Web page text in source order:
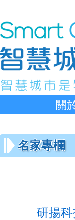
關
名家專欄
研揚